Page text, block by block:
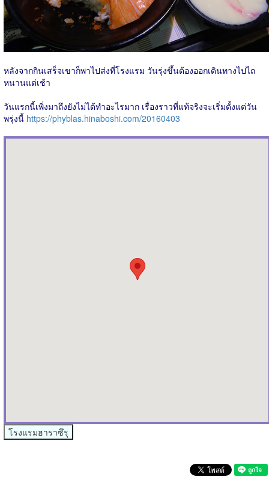
หลังจากกินเสร็จเขาก็พาไปส่งที่โรงแรม วันรุ่งขึ้นต้องออกเดินทางไปไถ
หนานแต่เช้า
วันแรกนี้เพิ่งมาถึงยังไม่ได้ทำอะไรมาก เรื่องราวที่แท้จริงจะเริ่มตั้งแต่วัน
พรุ่งนี้ https://phyblas.hinaboshi.com/20160403
โรงแรมฮาราซึรุ